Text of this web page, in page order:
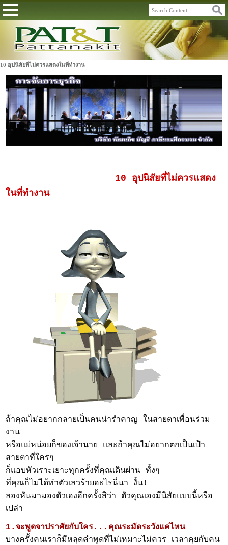
10 อุปนิสัยที่ไม่ควรแสดงในที่ทำงาน
10 อุปนิสัยที่ไม่ควรแสดง
ในที่ทำงาน
ถ้าคุณไม่อยากกลายเป็นคนน่ารำคาญ ในสายตาเพื่อนร่วม
งาน
หรือแย่หน่อยก็ของเจ้านาย และถ้าคุณไม่อยากตกเป็นเป้า
สายตาที่ใครๆ
ก็แอบหัวเราะเยาะทุกครั้งที่คุณเดินผ่าน ทั้งๆ
ที่คุณก็ไม่ได้ทำตัวเลวร้ายอะไรนี่นา งั้น!
ลองหันมามองตัวเองอีกครั้งสิว่า ตัวคุณเองมีนิสัยแบบนี้หรือ
เปล่า
1.จะพูดจาปราศัยกับใคร...คุณระมัดระวังแค่ไหน
บางครั้งคนเราก็มีหลุดคำพูดที่ไม่เหมาะไม่ควร เวลาคุยกับคน